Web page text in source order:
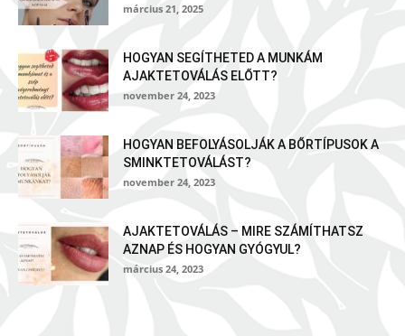
március 21, 2025
HOGYAN SEGÍTHETED A MUNKÁM
AJAKTETOVÁLÁS ELŐTT?
november 24, 2023
HOGYAN BEFOLYÁSOLJÁK A BŐRTÍPUSOK A
SMINKTETOVÁLÁST?
november 24, 2023
AJAKTETOVÁLÁS – MIRE SZÁMÍTHATSZ
AZNAP ÉS HOGYAN GYÓGYUL?
március 24, 2023